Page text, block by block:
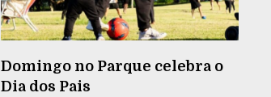
Domingo no Parque celebra o
Dia dos Pais